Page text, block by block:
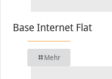
Base Internet Flat
Mehr